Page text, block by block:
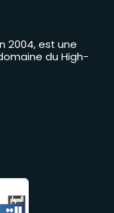
2004, est une
du High-